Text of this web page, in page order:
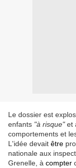
Le dossier est
enfants "à risque"et
comportements et
L'idée devait être
nationale aux
Grenelle, à compter